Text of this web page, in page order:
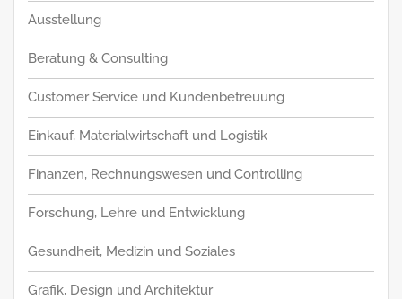
Ausstellung
Beratung & Consulting
Customer Service und Kundenbetreuung
Einkauf, Materialwirtschaft und Logistik
Finanzen, Rechnungswesen und Controlling
Forschung, Lehre und Entwicklung
Gesundheit, Medizin und Soziales
Grafik, Design und Architektur